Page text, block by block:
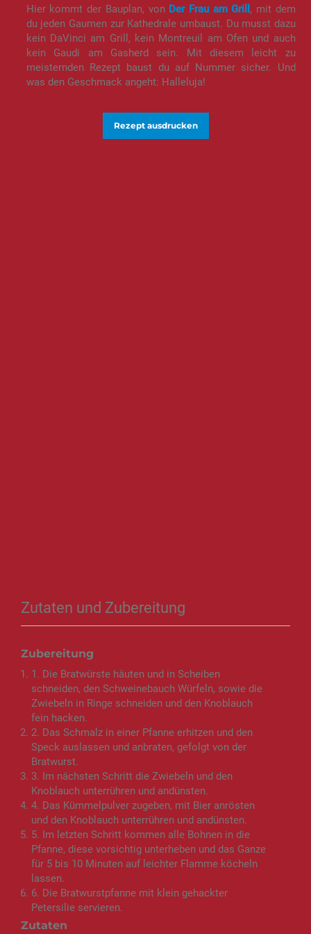
Hier kommt der Bauplan, von Der Frau am Grill , mit dem
du jeden Gaumen zur Kathedrale umbaust. Du musst dazu
kein DaVinci am Grill, kein Montreuil am Ofen und auch
kein Gaudi am Gasherd sein. Mit diesem leicht zu
meisternden Rezept baust du auf Nummer sicher. Und
was den Geschmack angeht: Halleluja!
Rezept ausdrucken
Zutaten und Zubereitung
Zutaten
Zubereitung
1. Die Bratwürste häuten und in Scheiben
schneiden, den Schweinebauch Würfeln, sowie die
Zwiebeln in Ringe schneiden und den Knoblauch
fein hacken.
2. Das Schmalz in einer Pfanne erhitzen und den
Speck auslassen und anbraten, gefolgt von der
Bratwurst.
3. Im nächsten Schritt die Zwiebeln und den
Knoblauch unterrühren und andünsten.
4. Das Kümmelpulver zugeben, mit Bier anrösten
und den Knoblauch unterrühren und andünsten.
5. Im letzten Schritt kommen alle Bohnen in die
Pfanne, diese vorsichtig unterheben und das Ganze
für 5 bis 10 Minuten auf leichter Flamme köcheln
lassen.
6. Die Bratwurstpfanne mit klein gehackter
Petersilie servieren.